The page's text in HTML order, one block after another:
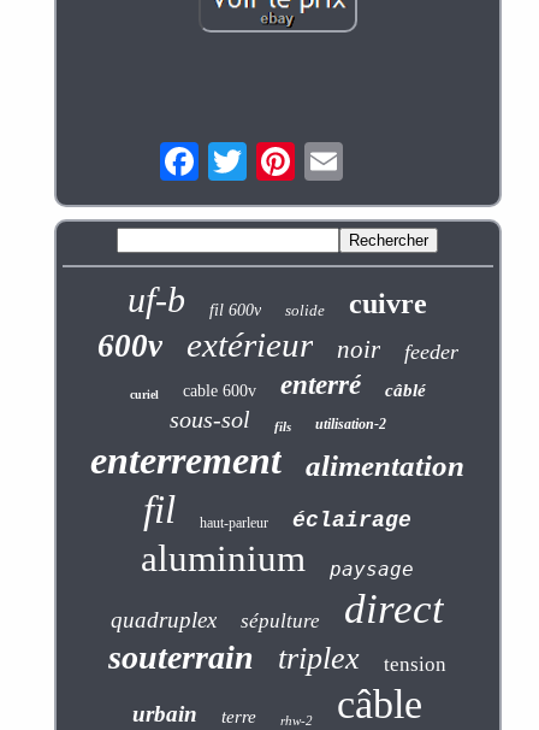
uf-b fil 600v solide cuivre
600v extérieur noir feeder
curiel cable 600v enterré câblé
sous-sol fils utilisation-2
enterrement alimentation
fil haut-parleur éclairage
aluminium paysage
quadruplex sépulture direct
souterrain triplex tension
urbain terre rhw-2 câble